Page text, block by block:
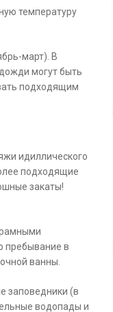
температуру
март). В
могут быть
подходящим
идиллического
подходящие
закаты!
пребывание в
ванны.
заповедники (в
водопады и